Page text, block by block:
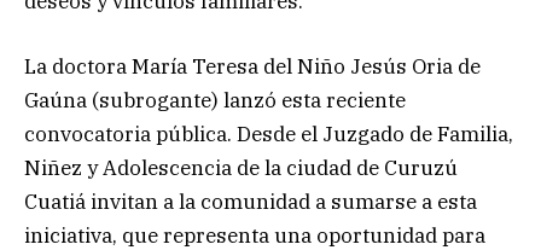
La doctora María Teresa del Niño Jesús Oria de
Gaúna (subrogante) lanzó esta reciente
convocatoria pública. Desde el Juzgado de Familia,
Niñez y Adolescencia de la ciudad de Curuzú
Cuatiá invitan a la comunidad a sumarse a esta
iniciativa, que representa una oportunidad para